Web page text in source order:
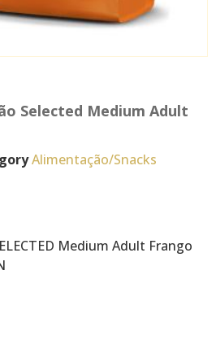
Selected Medium Adult
Alimentação/Snacks
Medium Adult Frango